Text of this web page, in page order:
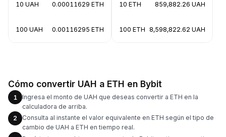
10 UAH 0.00011629 ETH
100 UAH 0.00116295 ETH
10 ETH 859,882.26 UAH
100 ETH 8,598,822.62 UAH
Cómo convertir UAH a ETH en Bybit
1
Ingresa el monto de UAH que deseas convertir a ETH en la
calculadora de arriba.
2
Consulta al instante el valor equivalente en ETH según el tipo de
cambio de UAH a ETH en tiempo real.